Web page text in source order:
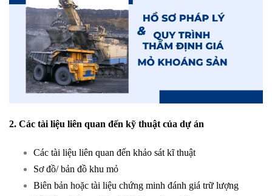
2. Các tài liệu liên quan đến kỹ thuật của dự án
Các tài liệu liên quan đến khảo sát kĩ thuật
Sơ đồ/ bản đồ khu mỏ
Biên bản hoặc tài liệu chứng minh đánh giá trữ lượng